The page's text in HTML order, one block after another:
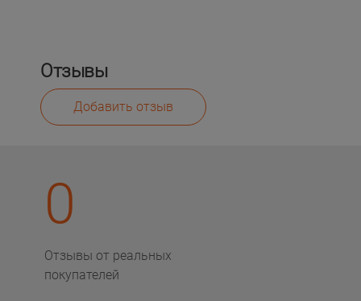
Отзывы
Добавить отзыв
0
Отзывы от реальных
покупателей